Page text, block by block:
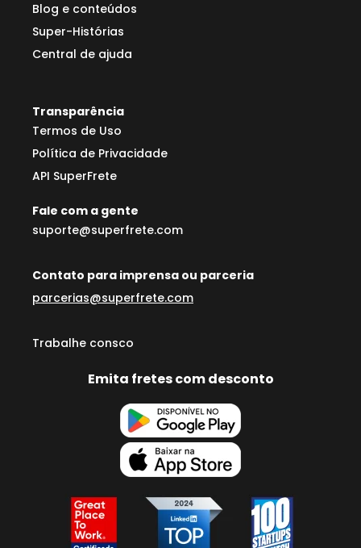
Blog e conteúdos
Super-Histórias
Central de ajuda
Transparência
Termos de Uso
Política de Privacidade
API SuperFrete
Fale com a gente
suporte@superfrete.com
Contato para imprensa ou parceria
parcerias@superfrete.com
Trabalhe consco
Emita fretes com desconto